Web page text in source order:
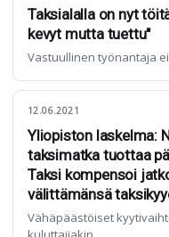
Taksialalla on nyt
kevyt mutta tuettu"
Vastuullinen työnantaja
12.06.2021
Yliopiston laskelma:
taksimatka tuottaa
Taksi kompensoi
välittämänsä
Vähäpäästöiset